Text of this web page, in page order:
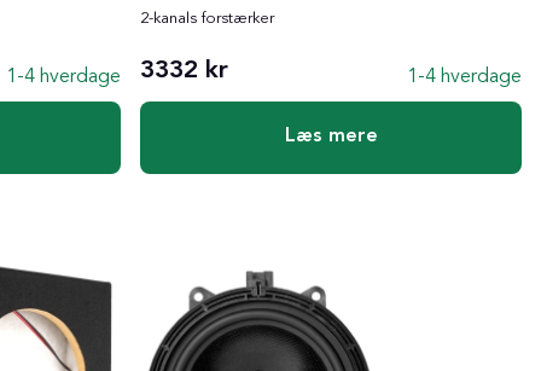
1-4 hverdage
2-kanals forstærker
3332 kr 1-4 hverdage
Læs mere